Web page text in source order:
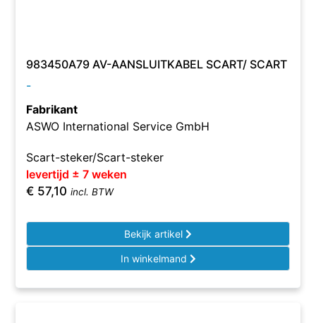
983450A79 AV-AANSLUITKABEL SCART/ SCART
-
Fabrikant
ASWO International Service GmbH
Scart-steker/Scart-steker
levertijd ± 7 weken
€ 57,10 incl. BTW
Bekijk artikel
In winkelmand